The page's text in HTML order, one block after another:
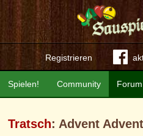
Registrieren
Community Forum
Spielen!
Tratsch: Advent